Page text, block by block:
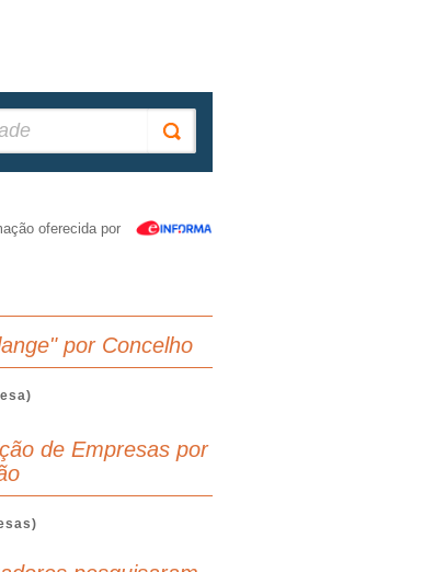
oferecida por
por Concelho
de Empresas por